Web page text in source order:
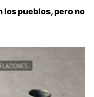
los pueblos, pero no